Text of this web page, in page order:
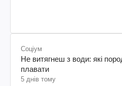
Соціум
Не витягнеш з води: які
плавати
5 днів тому